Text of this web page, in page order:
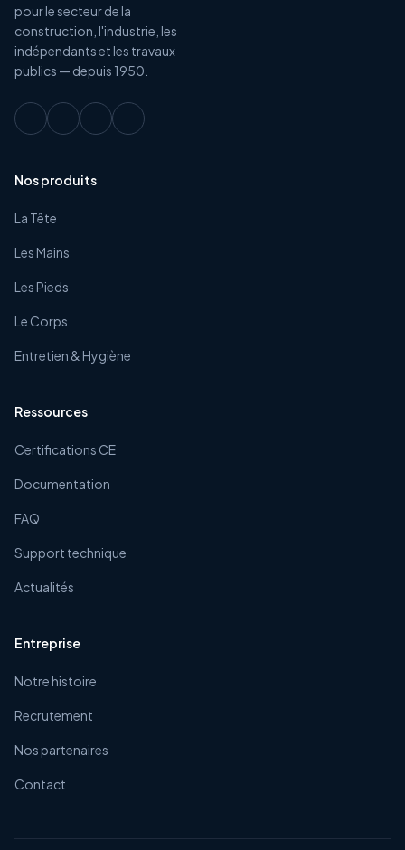
pour le secteur de la
construction, l'industrie, les
indépendants et les travaux
publics — depuis 1950.
Nos produits
La Tête
Les Mains
Les Pieds
Le Corps
Entretien & Hygiène
Ressources
Certifications CE
Documentation
FAQ
Support technique
Actualités
Entreprise
Notre histoire
Recrutement
Nos partenaires
Contact